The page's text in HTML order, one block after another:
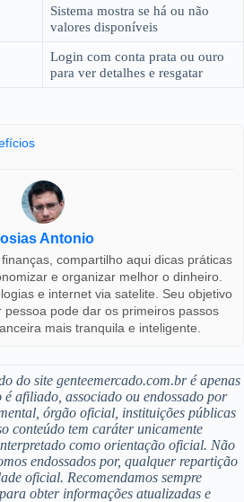
Sistema mostra se há ou não
valores disponíveis
Login com conta prata ou ouro
para ver detalhes e resgatar
Antonio
compartilho aqui dicas práticas
e organizar melhor o dinheiro.
e internet via satelite. Seu objetivo
pode dar os primeiros passos
mais tranquila e inteligente.
do site genteemercado.com.br é apenas
afiliado, associado ou endossado por
órgão oficial, instituições públicas
conteúdo tem caráter unicamente
como orientação oficial. Não
endossados por, qualquer repartição
oficial. Recomendamos sempre
obter informações atualizadas e